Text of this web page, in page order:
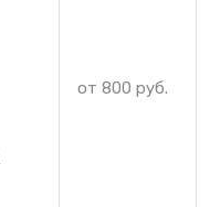
от 800 руб.